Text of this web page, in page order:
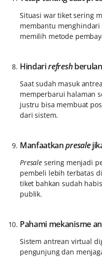
Situasi war tiket sering
membantu menghindari
memilih metode
Hindarirefresh
Saat sudah masuk
memperbarui halaman
justru bisa membuat
dari sistem.
Manfaatkanpresale
Presale sering menjadi
pembeli lebih terbatas
tiket bahkan sudah
publik.
Pahami mekanisme
Sistem antrean virtual
pengunjung dan